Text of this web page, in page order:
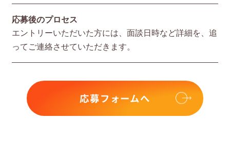
応募後のプロセス
エントリーいただいた⽅には、⾯談⽇時など詳細を、追
ってご連絡させていただきます。
応募フォームへ